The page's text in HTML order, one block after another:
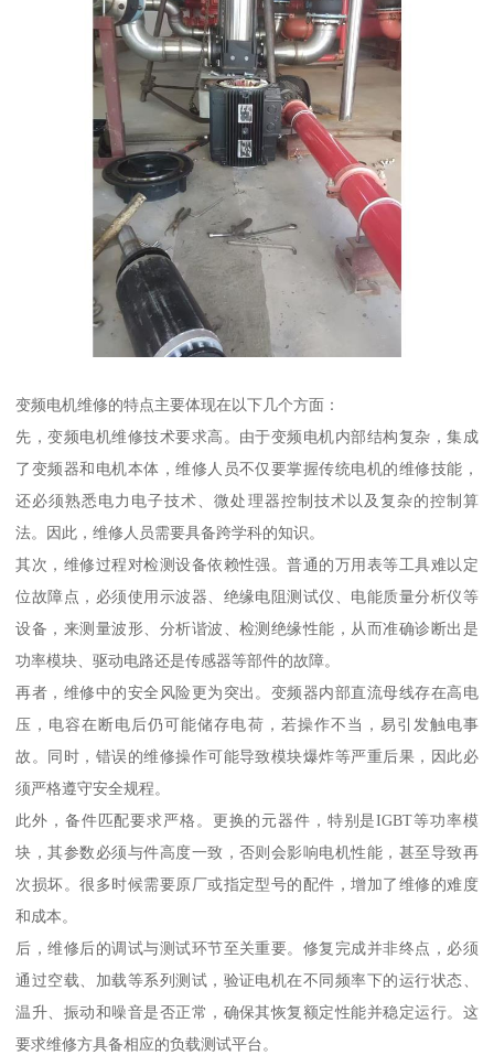
变频电机维修的特点主要体现在以下几个方面：
先，变频电机维修技术要求高。由于变频电机内部结构复杂，集成
了变频器和电机本体，维修人员不仅要掌握传统电机的维修技能，
还必须熟悉电力电子技术、微处理器控制技术以及复杂的控制算
法。因此，维修人员需要具备跨学科的知识。
其次，维修过程对检测设备依赖性强。普通的万用表等工具难以定
位故障点，必须使用示波器、绝缘电阻测试仪、电能质量分析仪等
设备，来测量波形、分析谐波、检测绝缘性能，从而准确诊断出是
功率模块、驱动电路还是传感器等部件的故障。
再者，维修中的安全风险更为突出。变频器内部直流母线存在高电
压，电容在断电后仍可能储存电荷，若操作不当，易引发触电事
故。同时，错误的维修操作可能导致模块爆炸等严重后果，因此必
须严格遵守安全规程。
此外，备件匹配要求严格。更换的元器件，特别是IGBT等功率模
块，其参数必须与件高度一致，否则会影响电机性能，甚至导致再
次损坏。很多时候需要原厂或指定型号的配件，增加了维修的难度
和成本。
后，维修后的调试与测试环节至关重要。修复完成并非终点，必须
通过空载、加载等系列测试，验证电机在不同频率下的运行状态、
温升、振动和噪音是否正常，确保其恢复额定性能并稳定运行。这
要求维修方具备相应的负载测试平台。